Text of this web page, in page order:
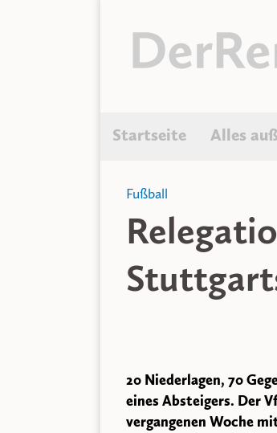
Startseite Alles
Fußball
20 Niederlagen, 70
eines Absteigers. Der
vergangenen Woche